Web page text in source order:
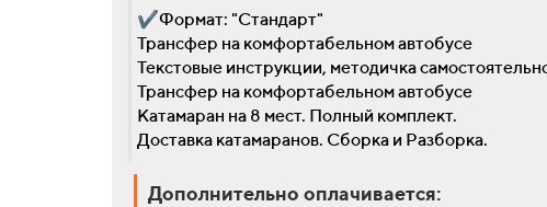
✔Формат: "Стандарт"
Трансфер на комфортабельном автобусе
Текстовые инструкции, методичка
Трансфер на комфортабельном автобусе
Катамаран на 8 мест. Полный комплект.
Доставка катамаранов. Сборка и Разборка.
Дополнительно оплачивается: